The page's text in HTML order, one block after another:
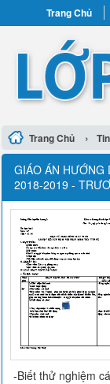
Trang Chủ
Trang Chủ ›
GIÁO ÁN HƯỚNG
2018-2019 -
-Biết thử nghiệm